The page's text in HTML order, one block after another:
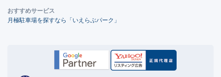
おすすめサービス
月極駐車場を探すなら「いえらぶパーク」